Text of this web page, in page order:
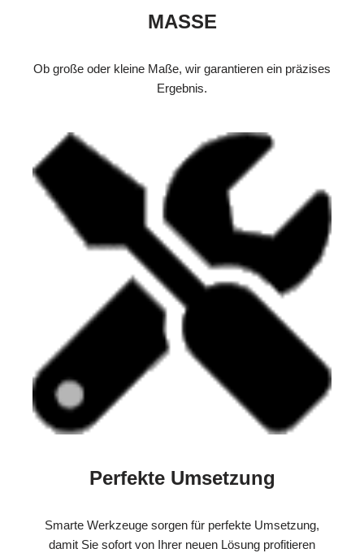
MASSE
Ob große oder kleine Maße, wir garantieren ein präzises
Ergebnis.
Perfekte Umsetzung
Smarte Werkzeuge sorgen für perfekte Umsetzung,
damit Sie sofort von Ihrer neuen Lösung profitieren